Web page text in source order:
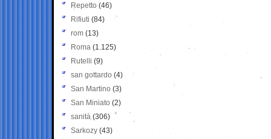
Repetto (46)
Rifiuti (84)
rom (13)
Roma (1.125)
Rutelli (9)
san gottardo (4)
San Martino (3)
San Miniato (2)
sanità (306)
Sarkozy (43)